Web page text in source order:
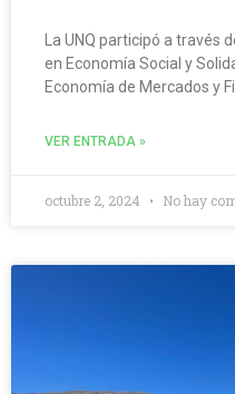
La UNQ participó a través
en Economía Social y
Economía de Mercados y
VER ENTRADA »
octubre 2, 2024 No hay